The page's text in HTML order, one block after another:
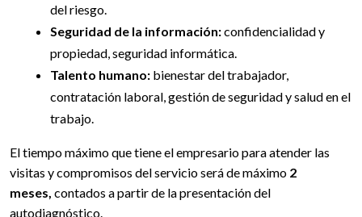
del riesgo.
Seguridad de la información:confidencialidad y
propiedad, seguridad informática.
Talento humano: bienestar del trabajador,
contratación laboral, gestión de seguridad y salud en el
trabajo.
El tiempo máximo que tiene el empresario para atender las
visitas y compromisos del servicio será de máximo 2
meses, contados a partir de la presentación del
autodiagnóstico.